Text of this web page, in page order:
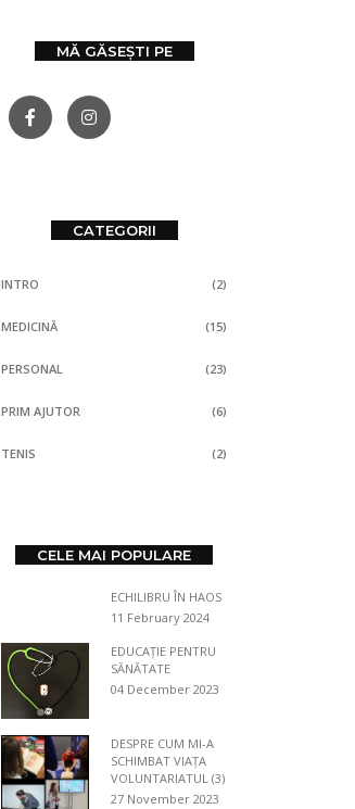
MĂ GĂSEȘTI PE
CATEGORII
INTRO (2)
MEDICINĂ (15)
PERSONAL (23)
PRIM AJUTOR (6)
TENIS (2)
CELE MAI POPULARE
ECHILIBRU ÎN HAOS
11 February 2024
EDUCAȚIE PENTRU
SĂNĂTATE
04 December 2023
DESPRE CUM MI-A
SCHIMBAT VIAȚA
VOLUNTARIATUL (3)
27 November 2023